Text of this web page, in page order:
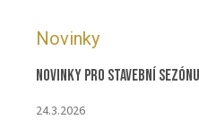
Novinky
Novinky pro stavební
24.3.2026